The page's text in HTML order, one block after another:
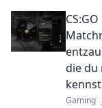
die
deinen
Erfolg
Welt!
CS:GO
die du
kennst
Gaming